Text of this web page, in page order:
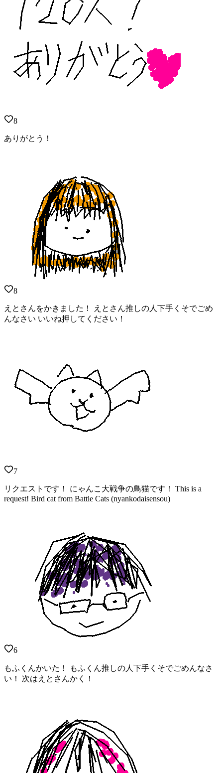
8
ありがとう！
8
えとさんをかきました！ えとさん推しの人下手くそでごめ
んなさい いいね押してください！
7
リクエストです！ にゃんこ大戦争の鳥猫です！ This is a
request! Bird cat from Battle Cats (nyankodaisensou)
6
もふくんかいた！ もふくん推しの人下手くそでごめんなさ
い！ 次はえとさんかく！